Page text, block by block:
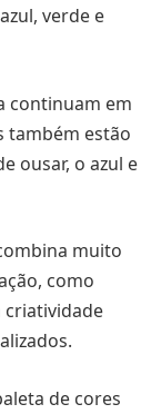
verde e
continuam em
também estão
ousar, o azul e
muito
como
criatividade
de cores